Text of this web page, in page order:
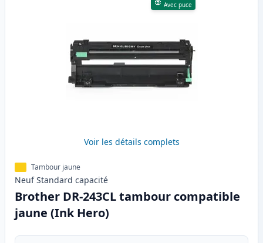
Avec puce
Voir les détails complets
Tambour jaune
Neuf Standard capacité
Brother DR-243CL tambour compatible
jaune (Ink Hero)